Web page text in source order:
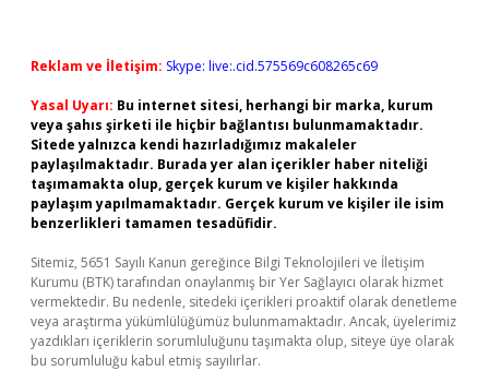
Reklam ve İletişim: Skype: live:.cid.575569c608265c69
Yasal Uyarı: Bu internet sitesi, herhangi bir marka, kurum
veya şahıs şirketi ile hiçbir bağlantısı bulunmamaktadır.
Sitede yalnızca kendi hazırladığımız makaleler
paylaşılmaktadır. Burada yer alan içerikler haber niteliği
taşımamakta olup, gerçek kurum ve kişiler hakkında
paylaşım yapılmamaktadır. Gerçek kurum ve kişiler ile isim
benzerlikleri tamamen tesadüfidir.
Sitemiz, 5651 Sayılı Kanun gereğince Bilgi Teknolojileri ve İletişim
Kurumu (BTK) tarafından onaylanmış bir Yer Sağlayıcı olarak hizmet
vermektedir. Bu nedenle, sitedeki içerikleri proaktif olarak denetleme
veya araştırma yükümlülüğümüz bulunmamaktadır. Ancak, üyelerimiz
yazdıkları içeriklerin sorumluluğunu taşımakta olup, siteye üye olarak
bu sorumluluğu kabul etmiş sayılırlar.